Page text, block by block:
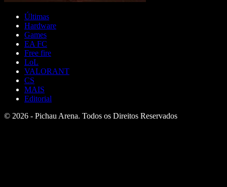
Últimas
Hardware
Games
EA FC
Free fire
LoL
VALORANT
CS
MAIS
Editorial
© 2026 - Pichau Arena. Todos os Direitos Reservados